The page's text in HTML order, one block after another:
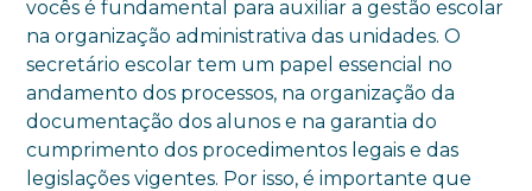
vocês é fundamental para auxiliar a gestão escolar
na organização administrativa das unidades. O
secretário escolar tem um papel essencial no
andamento dos processos, na organização da
documentação dos alunos e na garantia do
cumprimento dos procedimentos legais e das
legislações vigentes. Por isso, é importante que